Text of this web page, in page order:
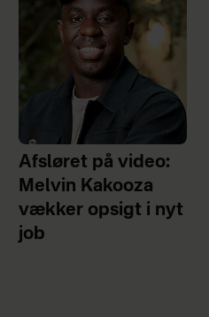
Afsløret på video:
Melvin Kakooza
vækker opsigt i nyt
job